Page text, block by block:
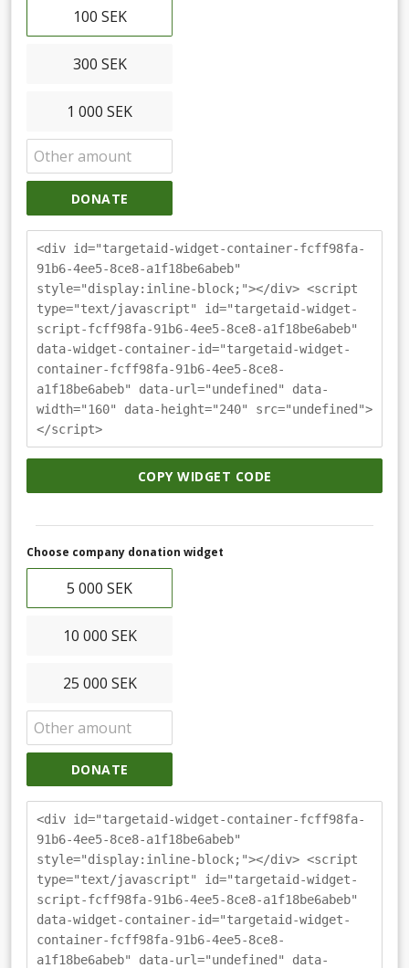
100 SEK
300 SEK
1 000 SEK
DONATE
<div id="targetaid-widget-container-fcff98fa-
91b6-4ee5-8ce8-a1f18be6abeb"
style="display:inline-block;"></div> <script
type="text/javascript" id="targetaid-widget-
script-fcff98fa-91b6-4ee5-8ce8-a1f18be6abeb"
data-widget-container-id="targetaid-widget-
container-fcff98fa-91b6-4ee5-8ce8-
a1f18be6abeb" data-url="undefined" data-
width="160" data-height="240" src="undefined">
</script>
COPY WIDGET CODE
Choose company donation widget
5 000 SEK
10 000 SEK
25 000 SEK
DONATE
<div id="targetaid-widget-container-fcff98fa-
91b6-4ee5-8ce8-a1f18be6abeb"
style="display:inline-block;"></div> <script
type="text/javascript" id="targetaid-widget-
script-fcff98fa-91b6-4ee5-8ce8-a1f18be6abeb"
data-widget-container-id="targetaid-widget-
container-fcff98fa-91b6-4ee5-8ce8-
a1f18be6abeb" data-url="undefined" data-